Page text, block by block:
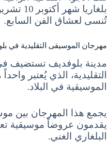
تُنسى لعشاق الفن السابع.
مهرجان الموسيقى التقليدية في
مدينة بلوفديف تستضيف
التقليدية، الذي يُعتبر
الموسيقية في البلاد.
يجمع هذا المهرجان بين
يقدمون عروضاً موسيقية
البلغاري الغني.